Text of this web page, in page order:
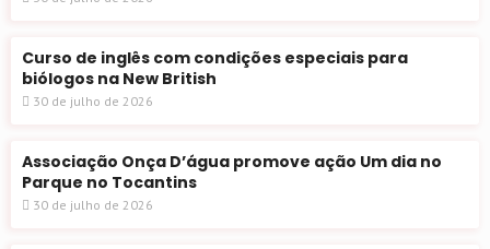
Curso de inglês com condições especiais para
biólogos na New British
30 de julho de 2026
Associação Onça D’água promove ação Um dia no
Parque no Tocantins
30 de julho de 2026